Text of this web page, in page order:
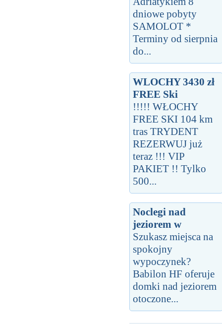
dniowe pobyty
SAMOLOT *
Terminy od sierpnia
do...
WLOCHY 3430 zł
FREE Ski
!!!!! WŁOCHY
FREE SKI 104 km
tras TRYDENT
REZERWUJ już
teraz !!! VIP
PAKIET !! Tylko
500...
Noclegi nad
jeziorem w
Szukasz miejsca na
spokojny
wypoczynek?
Babilon HF oferuje
domki nad jeziorem
otoczone...